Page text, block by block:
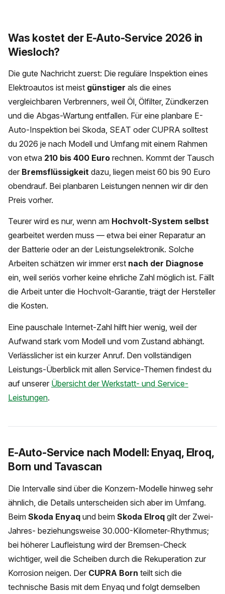
Was kostet der E-Auto-Service 2026 in
Wiesloch?
Die gute Nachricht zuerst: Die reguläre Inspektion eines
Elektroautos ist meist günstiger als die eines
vergleichbaren Verbrenners, weil Öl, Ölfilter, Zündkerzen
und die Abgas-Wartung entfallen. Für eine planbare E-
Auto-Inspektion bei Skoda, SEAT oder CUPRA solltest
du 2026 je nach Modell und Umfang mit einem Rahmen
von etwa 210 bis 400 Euro rechnen. Kommt der Tausch
der Bremsflüssigkeit dazu, liegen meist 60 bis 90 Euro
obendrauf. Bei planbaren Leistungen nennen wir dir den
Preis vorher.
Teurer wird es nur, wenn am Hochvolt-System selbst
gearbeitet werden muss — etwa bei einer Reparatur an
der Batterie oder an der Leistungselektronik. Solche
Arbeiten schätzen wir immer erst nach der Diagnose
ein, weil seriös vorher keine ehrliche Zahl möglich ist. Fällt
die Arbeit unter die Hochvolt-Garantie, trägt der Hersteller
die Kosten.
Eine pauschale Internet-Zahl hilft hier wenig, weil der
Aufwand stark vom Modell und vom Zustand abhängt.
Verlässlicher ist ein kurzer Anruf. Den vollständigen
Leistungs-Überblick mit allen Service-Themen findest du
auf unserer Übersicht der Werkstatt- und Service-
Leistungen.
E-Auto-Service nach Modell: Enyaq, Elroq,
Born und Tavascan
Die Intervalle sind über die Konzern-Modelle hinweg sehr
ähnlich, die Details unterscheiden sich aber im Umfang.
Beim Skoda Enyaq und beim Skoda Elroq gilt der Zwei-
Jahres- beziehungsweise 30.000-Kilometer-Rhythmus;
bei höherer Laufleistung wird der Bremsen-Check
wichtiger, weil die Scheiben durch die Rekuperation zur
Korrosion neigen. Der CUPRA Born teilt sich die
technische Basis mit dem Enyaq und folgt demselben